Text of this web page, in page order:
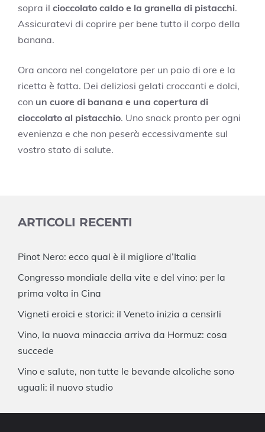
sopra il cioccolato caldo e la granella di pistacchi.
Assicuratevi di coprire per bene tutto il corpo della
banana.
Ora ancora nel congelatore per un paio di ore e la
ricetta è fatta. Dei deliziosi gelati croccanti e dolci,
con un cuore di banana e una copertura di
cioccolato al pistacchio. Uno snack pronto per ogni
evenienza e che non peserà eccessivamente sul
vostro stato di salute.
ARTICOLI RECENTI
Pinot Nero: ecco qual è il migliore d’Italia
Congresso mondiale della vite e del vino: per la
prima volta in Cina
Vigneti eroici e storici: il Veneto inizia a censirli
Vino, la nuova minaccia arriva da Hormuz: cosa
succede
Vino e salute, non tutte le bevande alcoliche sono
uguali: il nuovo studio